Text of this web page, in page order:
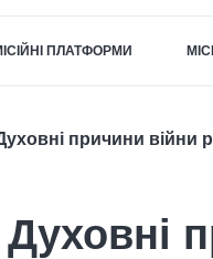
ПЛАТФОРМИ
причини війни